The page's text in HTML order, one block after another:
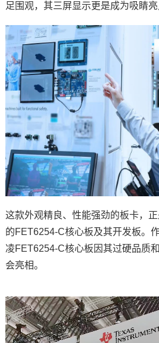
淘宝商城
新闻中心
技术论坛
足围观，其三屏显示更是成为吸睛亮
这款外观精良、性能强劲的板卡，正
的FET6254-C核心板及其开发板。
凌FET6254-C核心板因其过硬品质
会亮相。